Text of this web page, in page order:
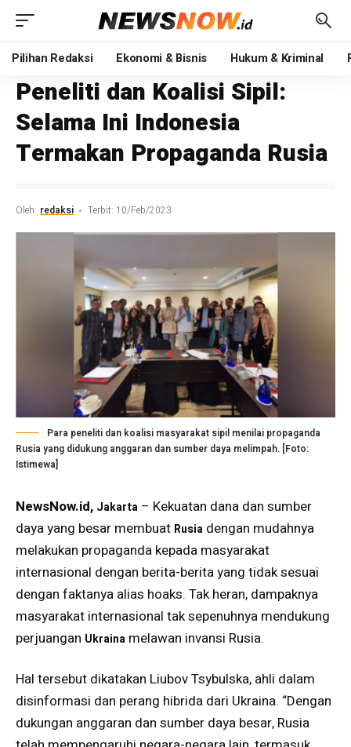
Pilihan Redaksi Ekonomi & Bisnis Hukum & Kriminal
Peneliti dan Koalisi Sipil:
Selama Ini Indonesia
Termakan Propaganda Rusia
Oleh: redaksi Terbit: 10/Feb/2023
Para peneliti dan koalisi masyarakat sipil menilai propaganda
Rusia yang didukung anggaran dan sumber daya melimpah. [Foto:
Istimewa]
NewsNow.id, Jakarta – Kekuatan dana dan sumber
daya yang besar membuat Rusia dengan mudahnya
melakukan propaganda kepada masyarakat
internasional dengan berita-berita yang tidak sesuai
dengan faktanya alias hoaks. Tak heran, dampaknya
masyarakat internasional tak sepenuhnya mendukung
perjuangan Ukraina melawan invansi Rusia.
Hal tersebut dikatakan Liubov Tsybulska, ahli dalam
disinformasi dan perang hibrida dari Ukraina. “Dengan
dukungan anggaran dan sumber daya besar, Rusia